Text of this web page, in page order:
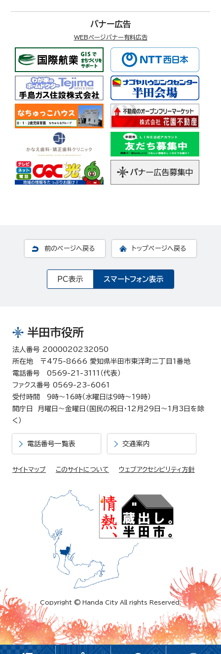
バナー広告
WEBページバナー有料広告
前のページへ戻る トップページへ戻る
PC表示 スマートフォン表示
半田市役所
法人番号 2000020232050
所在地 〒475-8666 愛知県半田市東洋町二丁目1番地
電話番号 0569-21-3111（代表）
ファクス番号 0569-23-6061
受付時間 9時～16時（水曜日は9時～19時）
開庁日 月曜日～金曜日（国民の祝日・12月29日～1月3日を除
く）
電話番号一覧表 交通案内
サイトマップ このサイトについて ウェブアクセシビリティ方針
Copyright © Handa City All rights Reserved.